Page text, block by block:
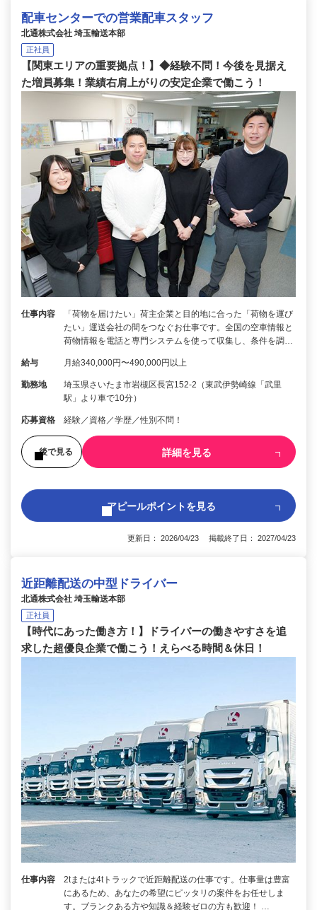
配車センターでの営業配車スタッフ
北通株式会社 埼玉輸送本部
正社員
【関東エリアの重要拠点！】◆経験不問！今後を見据え
た増員募集！業績右肩上がりの安定企業で働こう！
仕事内容
「荷物を届けたい」荷主企業と目的地に合った「荷物を運び
たい」運送会社の間をつなぐお仕事です。全国の空車情報と
荷物情報を電話と専門システムを使って収集し、条件を調…
給与 月給340,000円〜490,000円以上
勤務地
埼玉県さいたま市岩槻区長宮152-2（東武伊勢崎線「武里
駅」より車で10分）
応募資格 経験／資格／学歴／性別不問！
後で見る 詳細を見る
アピールポイントを見る
更新日： 2026/04/23 掲載終了日： 2027/04/23
近距離配送の中型ドライバー
北通株式会社 埼玉輸送本部
正社員
【時代にあった働き方！】ドライバーの働きやすさを追
求した超優良企業で働こう！えらべる時間＆休日！
仕事内容
2tまたは4tトラックで近距離配送の仕事です。仕事量は豊富
にあるため、あなたの希望にピッタリの案件をお任せしま
す。ブランクある方や知識＆経験ゼロの方も歓迎！ …